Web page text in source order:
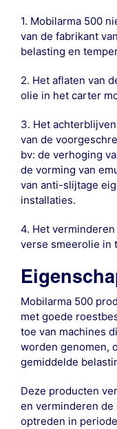
1. Mobilarma 500
van de fabrikant
belasting en
2. Het aflaten van
olie in het carter
3. Het
van de
bv: de verhoging
de vorming van
van anti-slijtage
installaties.
4. Het
verse smeerolie in
Mobilarma 500
met goede
toe van machines
worden genomen,
gemiddelde
Deze producten
en verminderen de
optreden in